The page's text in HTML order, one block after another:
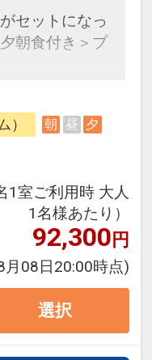
セットになっ
朝食付き＞プ
ッケージだか
ろん周遊旅行
宿泊や延
自在です。
（または
フライトマイ
追加（同時予
ございます。
） 朝 昼 夕
1室ご利用時 大人
1名様あたり）
92,300円
月08日20:00時点)
選択